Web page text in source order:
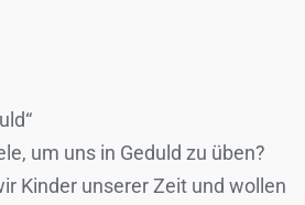
um uns in Geduld zu üben?
Kinder unserer Zeit und wollen